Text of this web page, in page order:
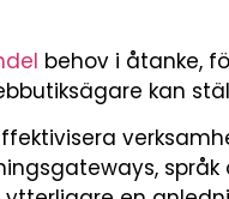
behov i åtanke,
kan
språk